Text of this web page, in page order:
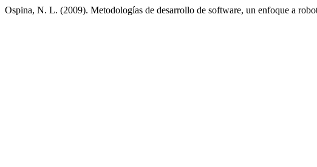
Ospina, N. L. (2009). Metodologías de desarrollo de software, un enfoque a